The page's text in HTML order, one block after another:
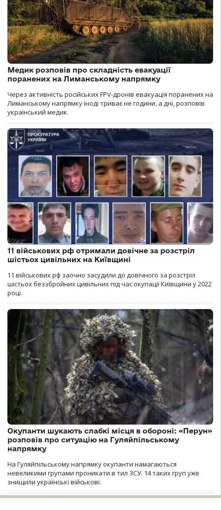
Медик розповів про складність евакуації
поранених на Лиманському напрямку
Через активність російських FPV-дронів евакуація поранених на
Лиманському напрямку іноді триває не години, а дні, розповів
український медик.
11 військових рф отримали довічне за розстріл
шістьох цивільних на Київщині
11 військових рф заочно засудили до довічного за розстріл
шістьох беззбройних цивільних під час окупації Київщини у 2022
році.
Окупанти шукають слабкі місця в обороні: «Перун»
розповів про ситуацію на Гуляйпільському
напрямку
На Гуляйпільському напрямку окупанти намагаються
невеликими групами проникати в тил ЗСУ. 14 таких груп уже
знищили українські військові.